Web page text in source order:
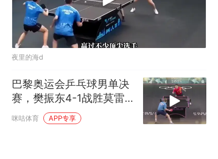
夜里的海d
巴黎奥运会乒乓球男单决
赛，樊振东4-1战胜莫雷
加德，成为乒坛首位超级
金满贯得主
咪咕体育 APP专享